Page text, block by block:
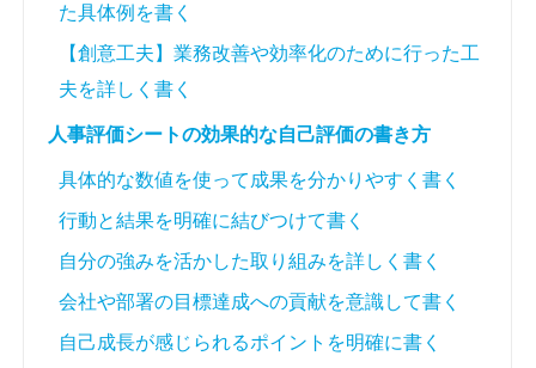
た具体例を書く
【創意工夫】業務改善や効率化のために行った工
夫を詳しく書く
人事評価シートの効果的な自己評価の書き方
具体的な数値を使って成果を分かりやすく書く
行動と結果を明確に結びつけて書く
自分の強みを活かした取り組みを詳しく書く
会社や部署の目標達成への貢献を意識して書く
自己成長が感じられるポイントを明確に書く